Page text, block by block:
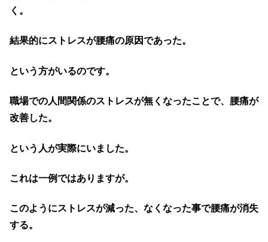
く。
結果的にストレスが腰痛の原因であった。
という方がいるのです。
職場での人間関係のストレスが無くなったことで、腰痛が
改善した。
という人が実際にいました。
これは一例ではありますが。
このようにストレスが減った、なくなった事で腰痛が消失
する。